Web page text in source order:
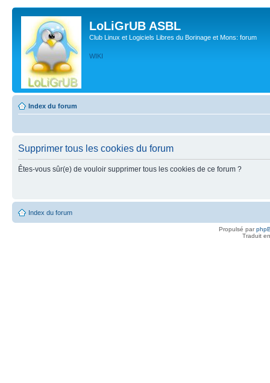
LoLiGrUB ASBL
Club Linux et Logiciels Libres du Borinage et Mons: forum
WIKI
Index du forum
Supprimer tous les cookies du forum
Êtes-vous sûr(e) de vouloir supprimer tous les cookies de ce forum ?
Index du forum
Propulsé par
Traduit